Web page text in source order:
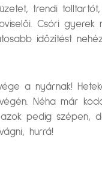
trendi
Csóri
időzítést
a nyárnak!
Néha már
pedig szépen,
hurrá!